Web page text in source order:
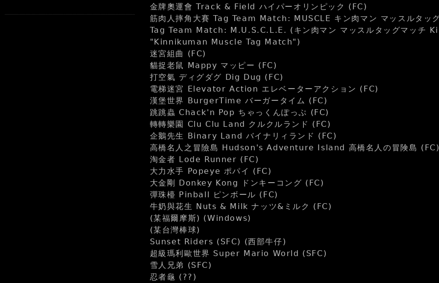
金牌奧運會 Track & Field ハイパーオリンピック (FC)
筋肉人摔角大賽 Tag Team Match: MUSCLE キン肉マン マッスルタッ
Tag Team Match: M.U.S.C.L.E. (キン肉マン マッスルタッグマッ
"Kinnikuman Muscle Tag Match")
迷宮組曲 (FC)
貓捉老鼠 Mappy マッピー (FC)
打空氣 ディグダグ Dig Dug (FC)
電梯迷宮 Elevator Action エレベーターアクション (FC)
漢堡世界 BurgerTime バーガータイム (FC)
跳跳蟲 Chack'n Pop ちゃっくんぽっぷ (FC)
轉轉樂園 Clu Clu Land クルクルランド (FC)
企鵝先生 Binary Land バイナリィランド (FC)
高橋名人之冒險島 Hudson's Adventure Island 高橋名人の冒険島
淘金者 Lode Runner (FC)
大力水手 Popeye ポパイ (FC)
大金剛 Donkey Kong ドンキーコング (FC)
彈珠檯 Pinball ピンボール (FC)
牛奶與花生 Nuts & Milk ナッツ&ミルク (FC)
(某福爾摩斯) (Windows)
(某台灣棒球)
Sunset Riders (SFC) (西部牛仔)
超級瑪利歐世界 Super Mario World (SFC)
雪人兄弟 (SFC)
忍者龜 (??)